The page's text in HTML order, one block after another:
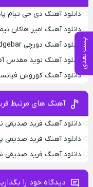
پست بعدی
دانلود آهنگ دی جی
دانلود آهنگ امیر هاکان
دانلود آهنگ دورچی Edgebar
دانلود آهنگ نوید مقدس
دانلود آهنگ کوروش
آهنگ های مرتبط
دانلود آهنگ فرید صدیقی
دانلود آهنگ فرید صدیقی
دانلود آهنگ فرید صدیقی
دیدگاه خود را